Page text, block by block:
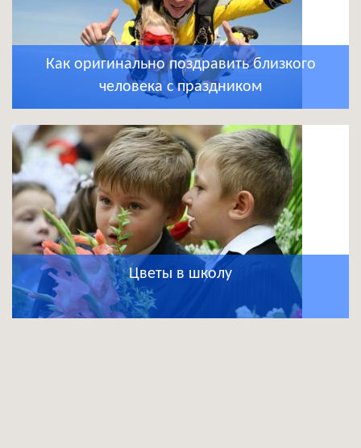
Как оригинально поздравить близкого
человека с праздником
Цветы в школу